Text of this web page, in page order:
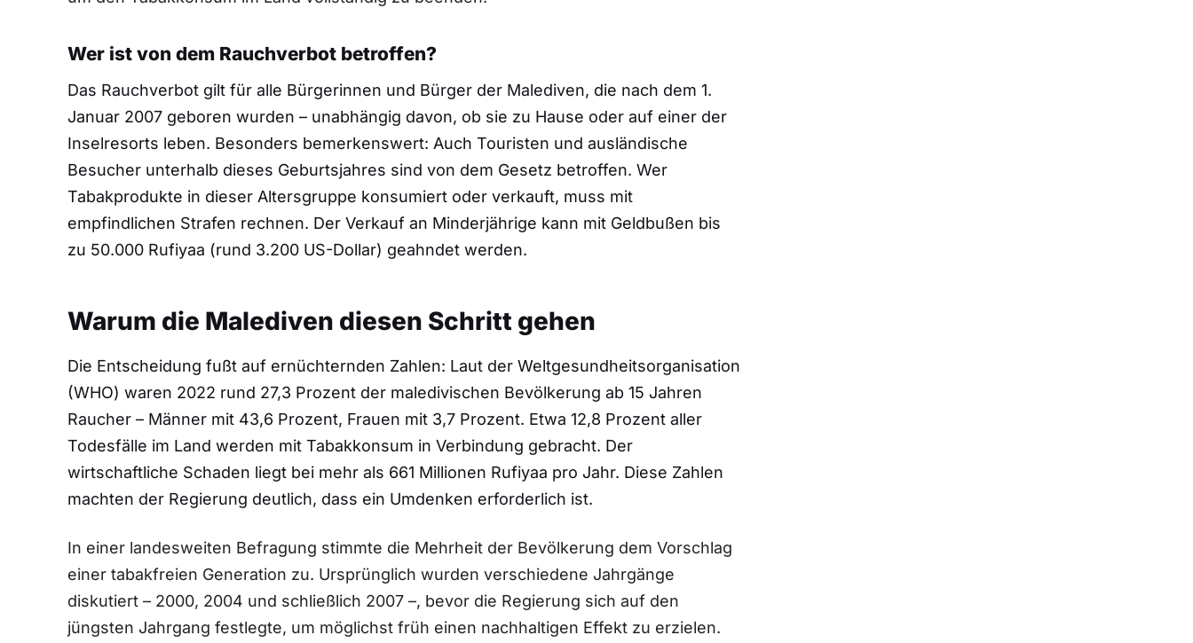
Wer ist von dem Rauchverbot betroffen?
Das Rauchverbot gilt für alle Bürgerinnen und Bürger der Malediven, die nach dem 1.
Januar 2007 geboren wurden – unabhängig davon, ob sie zu Hause oder auf einer der
Inselresorts leben. Besonders bemerkenswert: Auch Touristen und ausländische
Besucher unterhalb dieses Geburtsjahres sind von dem Gesetz betroffen. Wer
Tabakprodukte in dieser Altersgruppe konsumiert oder verkauft, muss mit
empfindlichen Strafen rechnen. Der Verkauf an Minderjährige kann mit Geldbußen bis
zu 50.000 Rufiyaa (rund 3.200 US-Dollar) geahndet werden.
Warum die Malediven diesen Schritt gehen
Die Entscheidung fußt auf ernüchternden Zahlen: Laut der Weltgesundheitsorganisation
(WHO) waren 2022 rund 27,3 Prozent der maledivischen Bevölkerung ab 15 Jahren
Raucher – Männer mit 43,6 Prozent, Frauen mit 3,7 Prozent. Etwa 12,8 Prozent aller
Todesfälle im Land werden mit Tabakkonsum in Verbindung gebracht. Der
wirtschaftliche Schaden liegt bei mehr als 661 Millionen Rufiyaa pro Jahr. Diese Zahlen
machten der Regierung deutlich, dass ein Umdenken erforderlich ist.
In einer landesweiten Befragung stimmte die Mehrheit der Bevölkerung dem Vorschlag
einer tabakfreien Generation zu. Ursprünglich wurden verschiedene Jahrgänge
diskutiert – 2000, 2004 und schließlich 2007 –, bevor die Regierung sich auf den
jüngsten Jahrgang festlegte, um möglichst früh einen nachhaltigen Effekt zu erzielen.